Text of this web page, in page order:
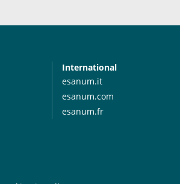
International
esanum.it
esanum.com
esanum.fr